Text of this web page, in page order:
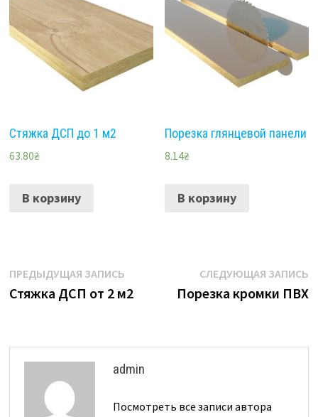
Стяжка ДСП до 1 м2
63.80₴
В корзину
Порезка глянцевой панели
8.14₴
В корзину
Навигация
по
ПРЕДЫДУЩАЯ ЗАПИСЬПредыдущая
запись:
Стяжка ДСП от 2 м2
СЛЕДУЮЩАЯ ЗАПИСЬ
Порезка кромки ПВХ
admin
Посмотреть все записи автора